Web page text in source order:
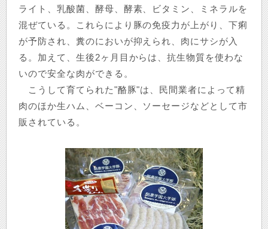
ライト、乳酸菌、酵母、酵素、ビタミン、ミネラルを
混ぜている。これらにより豚の免疫力が上がり、下痢
が予防され、糞のにおいが抑えられ、肉にサシが入
る。加えて、生後2ヶ月目からは、抗生物質を使わな
いので安全な肉ができる。
こうして育てられた"酪豚"は、民間業者によって精
肉のほか生ハム、ベーコン、ソーセージなどとして市
販されている。